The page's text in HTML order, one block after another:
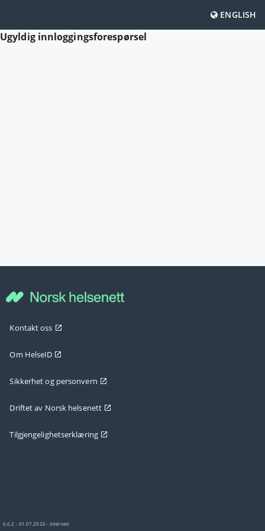
ENGLISH
Ugyldig innloggingsforespørsel
Kontakt oss
Om HelseID
Sikkerhet og personvern
Driftet av Norsk helsenett
Tilgjengelighetserklæring
6.6.2 - 01.07.2026 - internett